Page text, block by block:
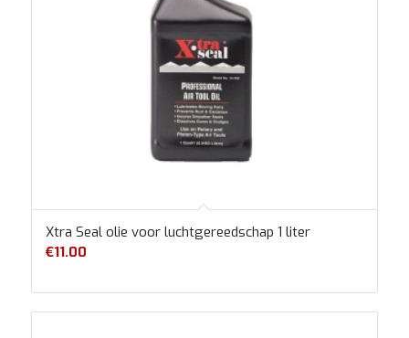
Xtra Seal olie voor luchtgereedschap 1 liter
€11.00